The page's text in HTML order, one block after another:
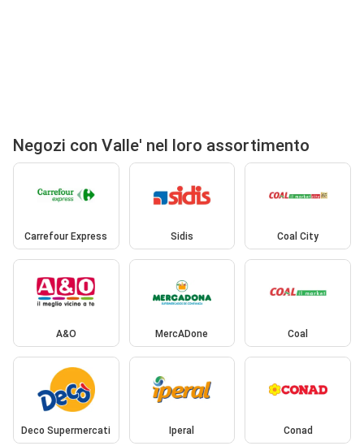
Negozi con Valle' nel loro assortimento
Carrefour Express Sidis Coal City
A&O MercADone Coal
Deco Supermercati Iperal Conad